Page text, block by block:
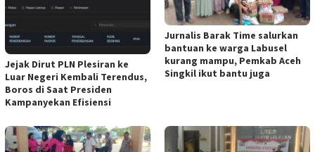
Jejak Dirut PLN Plesiran ke
Luar Negeri Kembali Terendus,
Boros di Saat Presiden
Kampanyekan Efisiensi
Jurnalis Barak Time salurkan
bantuan ke warga Labusel
kurang mampu, Pemkab Aceh
Singkil ikut bantu juga